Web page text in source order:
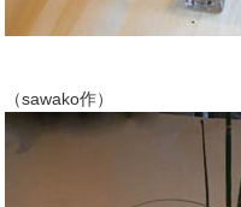
（sawako作）